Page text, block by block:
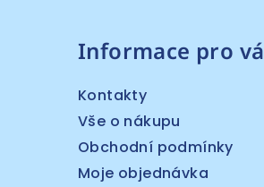
Informace pro
Kontakty
Vše o nákupu
Obchodní podmínky
Moje objednávka